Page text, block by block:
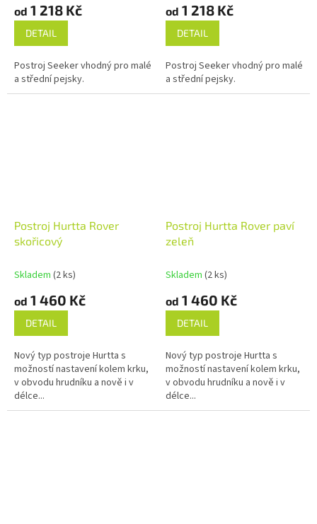
od 1 218 Kč
DETAIL
Postroj Seeker vhodný pro malé
a střední pejsky.
od 1 218 Kč
DETAIL
Postroj Seeker vhodný pro malé
a střední pejsky.
Postroj Hurtta Rover
skořicový
Skladem (2 ks)
od 1 460 Kč
DETAIL
Nový typ postroje Hurtta s
možností nastavení kolem krku,
v obvodu hrudníku a nově i v
délce...
Postroj Hurtta Rover paví
zeleň
Skladem (2 ks)
od 1 460 Kč
DETAIL
Nový typ postroje Hurtta s
možností nastavení kolem krku,
v obvodu hrudníku a nově i v
délce...